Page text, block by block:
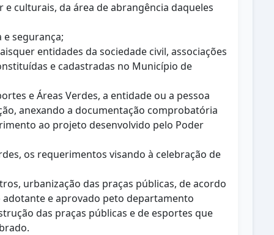
culturais, da área de abrangência daqueles
segurança;
entidades da sociedade civil, associações
e cadastradas no Município de
e Áreas Verdes, a entidade ou a pessoa
anexando a documentação comprobatória
ao projeto desenvolvido pelo Poder
os requerimentos visando à celebração de
urbanização das praças públicas, de acordo
e aprovado peto departamento
das praças públicas e de esportes que